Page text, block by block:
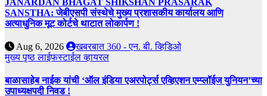
SANSTHA: जेबीएसपी संस्थेचे मुख्य प्रशासकीय कार्यालय आणि
अत्याधुनिक मूट कोर्टचे थाटात लोकार्पण !
Aug 6, 2026
खबरबात 360 - एन. बी. व्हिडिओ
मुख्य पृष्ठलाईफस्टाईलव्हायरल
बाळासाहेब नाईक यांची ‘ऑल इंडिया एअरपोर्ट्स एव्हिएशन एम्प्लॉईज युनियन’च्या
उपाध्यक्षपदी निवड !